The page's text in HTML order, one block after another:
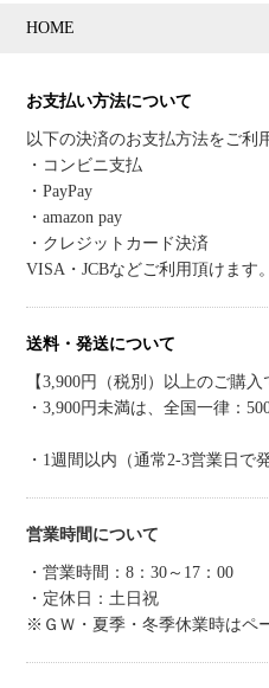
HOME
お支払い方法について
以下の決済のお支払方法をご利
・コンビニ支払
・PayPay
・amazon pay
・クレジットカード決済
VISA・JCBなどご利用頂けます。
送料・発送について
【3,900円（税別）以上のご購入
・3,900円未満は、全国一律：
・1週間以内（通常2-3営業日で
営業時間について
・営業時間：8：30～17：00
・定休日：土日祝
※ＧＷ・夏季・冬季休業時はペ